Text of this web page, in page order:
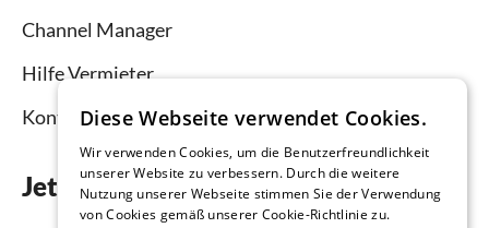
Channel Manager
Hilfe Vermieter
Kontakt
Jetzt die App downloaden
Diese Webseite verwendet Cookies.
Wir verwenden Cookies, um die Benutzerfreundlichkeit
unserer Website zu verbessern. Durch die weitere
Nutzung unserer Webseite stimmen Sie der Verwendung
von Cookies gemäß unserer Cookie-Richtlinie zu.